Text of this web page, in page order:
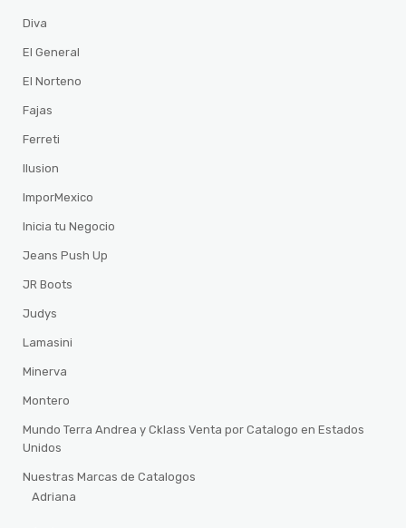
Diva
El General
El Norteno
Fajas
Ferreti
Ilusion
ImporMexico
Inicia tu Negocio
Jeans Push Up
JR Boots
Judys
Lamasini
Minerva
Montero
Mundo Terra Andrea y Cklass Venta por Catalogo en Estados
Unidos
Nuestras Marcas de Catalogos
Adriana